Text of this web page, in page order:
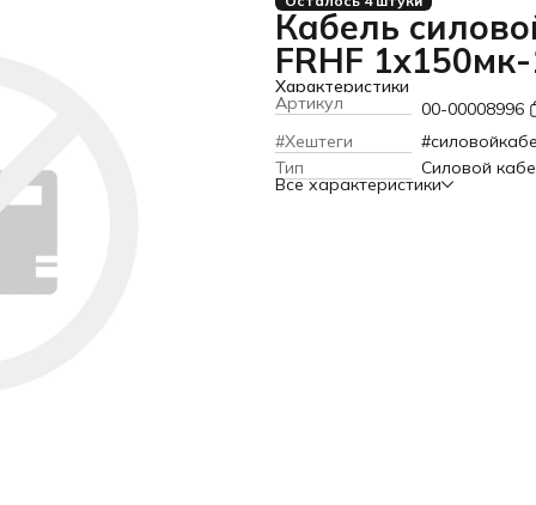
Кабель
FRHF
Характеристики
Артикул
00-00008996
#Хештеги
Тип
Силовой
Все характеристики